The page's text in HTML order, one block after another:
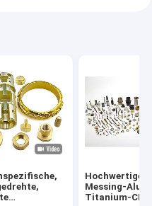
Hochwertige
Messing-
Titanium-